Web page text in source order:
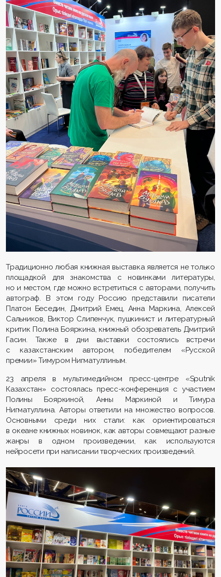
Традиционно любая книжная выставка является не только
площадкой для знакомства с новинками литературы,
но и местом, где можно встретиться с авторами, получить
автограф. В этом году Россию представили писатели
Платон Беседин, Дмитрий Емец, Анна Маркина, Алексей
Сальников, Виктор Слипенчук, пушкинист и литературный
критик Полина Бояркина, книжный обозреватель Дмитрий
Гасин. Также в дни выставки состоялись встречи
с казахстанским автором, победителем «Русской
премии» Тимуром Нигматуллиным.
23 апреля в мультимедийном пресс-центре «Sputnik
Казахстан» состоялась пресс-конференция с участием
Полины Бояркиной, Анны Маркиной и Тимура
Нигматуллина. Авторы ответили на множество вопросов.
Основными среди них стали: как ориентироваться
в океане книжных новинок, как авторы совмещают разные
жанры в одном произведении, как используются
нейросети при написании творческих произведений.